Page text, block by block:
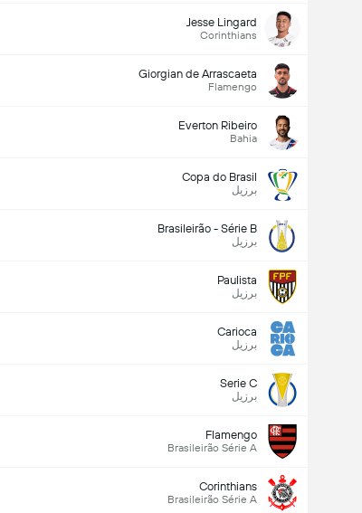
Jesse Lingard
Corinthians
Giorgian de Arrascaeta
Flamengo
Everton Ribeiro
Bahia
Copa do Brasil
برزیل
Brasileirão - Série B
برزیل
Paulista
برزیل
Carioca
برزیل
Serie C
برزیل
Flamengo
Brasileirão Série A
Corinthians
Brasileirão Série A